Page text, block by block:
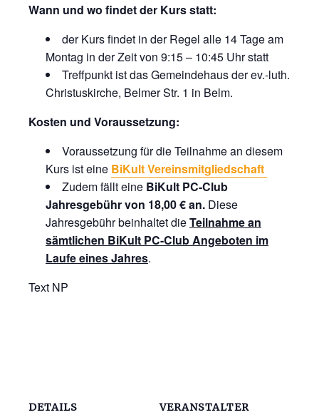
Wann und wo findet der Kurs statt:
der Kurs findet in der Regel alle 14 Tage am
Montag in der Zeit von 9:15 – 10:45 Uhr statt
Treffpunkt ist das Gemeindehaus der ev.-luth.
Christuskirche, Belmer Str. 1 in Belm.
Kosten und Voraussetzung:
Voraussetzung für die Teilnahme an diesem
Kurs ist eine BiKult Vereinsmitgliedschaft
Zudem fällt eine BiKult PC-Club
Jahresgebühr von 18,00 € an. Diese
Jahresgebühr beinhaltet dieTeilnahme an
sämtlichen BiKult PC-Club Angeboten im
Laufe eines Jahres.
Text NP
DETAILS VERANSTALTER